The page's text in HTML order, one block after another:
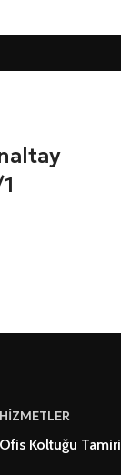
HİZMETLER
Ofis Koltuğu Tamiri